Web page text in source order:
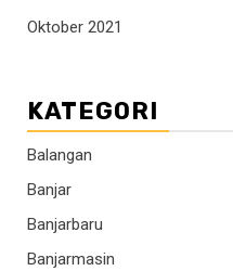
Oktober 2021
KATEGORI
Balangan
Banjar
Banjarbaru
Banjarmasin